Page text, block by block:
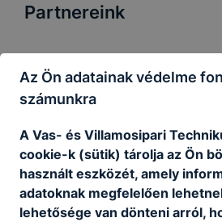
Partnereink
Az Ön adatainak védelme
számunkra
A Vas- és Villamosipari
cookie-k (sütik) tárolja az Ön
használt eszközét, amely
adatoknak megfelelően
lehetősége van dönteni arról,